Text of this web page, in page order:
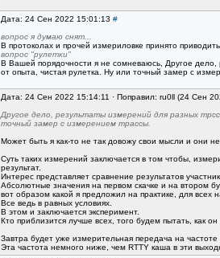
Дата: 24 Сен 2022 15:01:13 #
вопрос я думаю снят...
В протоколах и прочей измериловке принято
вопрос "рулетки"
В Вашей порядочности я не сомневаюсь, Другое дело,
от опыта, чистая рулетка. Ну или точный замер с
Дата: 24 Сен 2022 15:14:11 · Поправил: ru0ll (24 Сен
Другое дело, результаты измерений для разных
точный замер с измерением трассы.
Может быть я как-то не так довожу свои мысли и они
Суть таких измерений заключается в том чтобы,
результат.
Интерес представляет сравнение результатов
Абсолютные значения на первом скачке и на втором
вот образом какой я предложил на практике, для всех
Все ведь в равных условиях.
В этом и заключается эксперимент.
Кто приблизится лучше всех, того будем пытать, как он
Завтра будет уже измерительная передача на частоте
Эта частота немного ниже, чем RTTY каша в эти